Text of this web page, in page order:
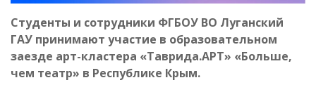
Студенты и сотрудники ФГБОУ ВО Луганский
ГАУ принимают участие в образовательном
заезде арт-кластера «Таврида.АРТ» «Больше,
чем театр» в Республике Крым.